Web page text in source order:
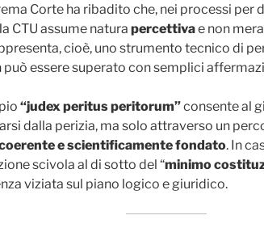
Corte ha ribadito che, nei processi per
CTU assume natura percettivae non
cioè, uno strumento tecnico di
può essere superato con semplici
“judex peritus peritorum”consente al
dalla perizia, ma solo attraverso un
e scientificamente fondato. In
scivola al di sotto del “minimo
viziata sul piano logico e giuridico.